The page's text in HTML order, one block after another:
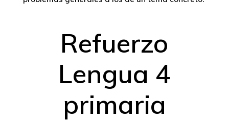
Refuerzo
Lengua 4
primaria